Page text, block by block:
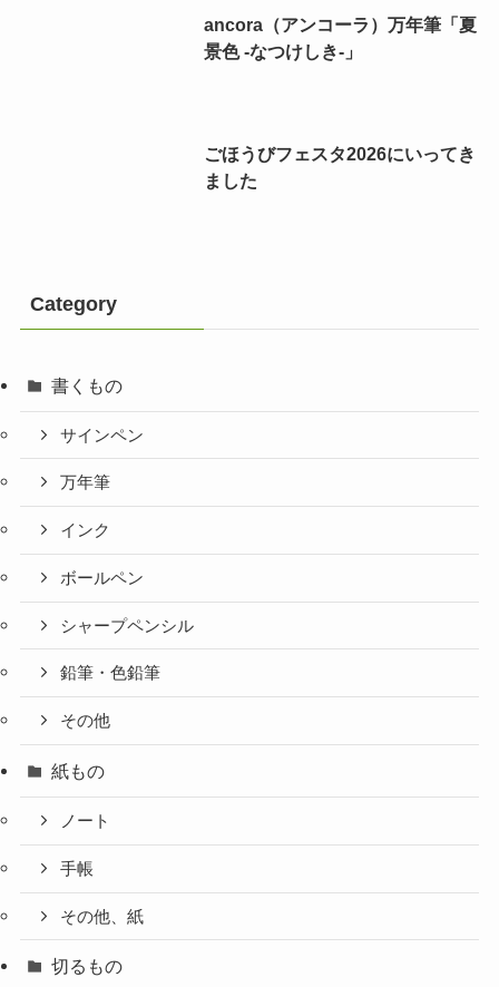
ancora（アンコーラ）万年筆「夏
景色 -なつけしき-」
ごほうびフェスタ2026にいってき
ました
Category
書くもの
サインペン
万年筆
インク
ボールペン
シャープペンシル
鉛筆・色鉛筆
その他
紙もの
ノート
手帳
その他、紙
切るもの